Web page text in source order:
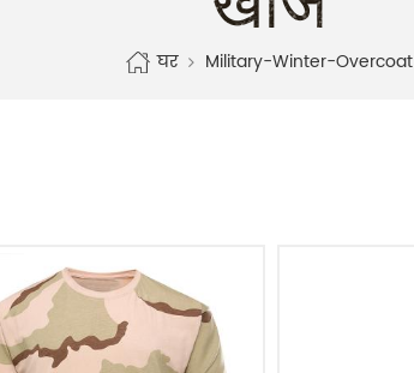
घर Military-Winter-Overcoat